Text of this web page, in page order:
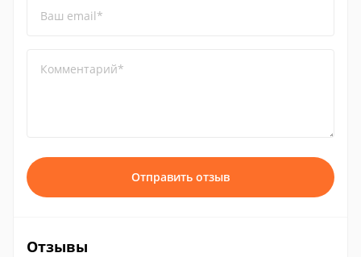
Ваш email*
Комментарий*
Отправить отзыв
Отзывы